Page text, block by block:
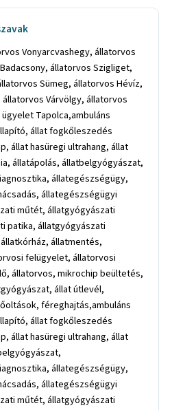
Vonyarcvashegy, állatorvos
állatorvos Szigliget,
Sümeg, állatorvos Hévíz,
Várvölgy, állatorvos
Tapolca,ambuláns
állat fogkőleszedés
állat hasüregi ultrahang, állat
állatápolás, állatbelgyógyászat,
állategészségügy,
állategészségügyi
műtét, állatgyógyászati
patika, állatgyógyászati
állatmentés,
felügyelet, állatorvosi
állatorvos, mikrochip beültetés,
állat útlevél,
féreghajtás,ambuláns
állat fogkőleszedés
állat hasüregi ultrahang, állat
állategészségügy,
állategészségügyi
műtét, állatgyógyászati